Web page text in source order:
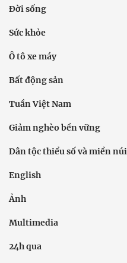
Đời sống
Sức khỏe
Ô tô xe máy
Bất động sản
Tuần Việt Nam
Giảm nghèo bền vững
Dân tộc thiểu số và miền núi
English
Ảnh
Multimedia
24h qua